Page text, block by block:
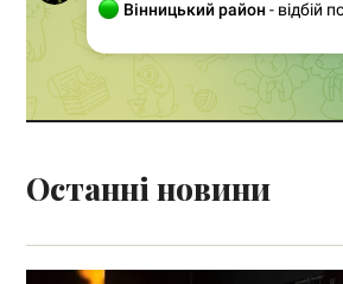
Останні новини